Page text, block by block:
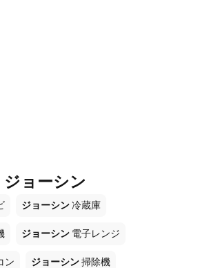
ョーシン
ジョーシン冷蔵庫
ジョーシン 電子レンジ
ン ジョーシン掃除機